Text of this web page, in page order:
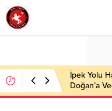
İpek Yolu
Doğan’a